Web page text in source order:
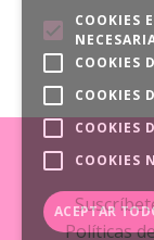
Políticas
COOKIES
COOKIES
COOKIES
COOKIES
COOKIES
ACEPTAR